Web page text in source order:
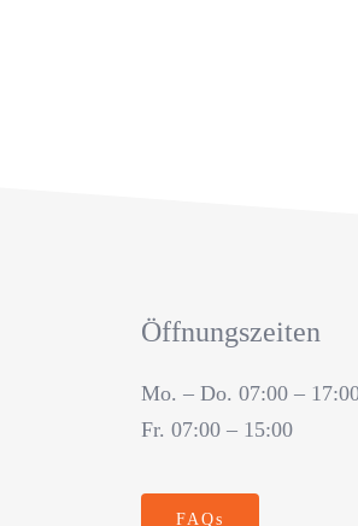
Öffnungszeiten
Mo. – Do. 07:00 –
Fr. 07:00 – 15:00
FAQs